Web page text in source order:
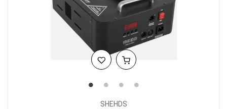
SHEHDS